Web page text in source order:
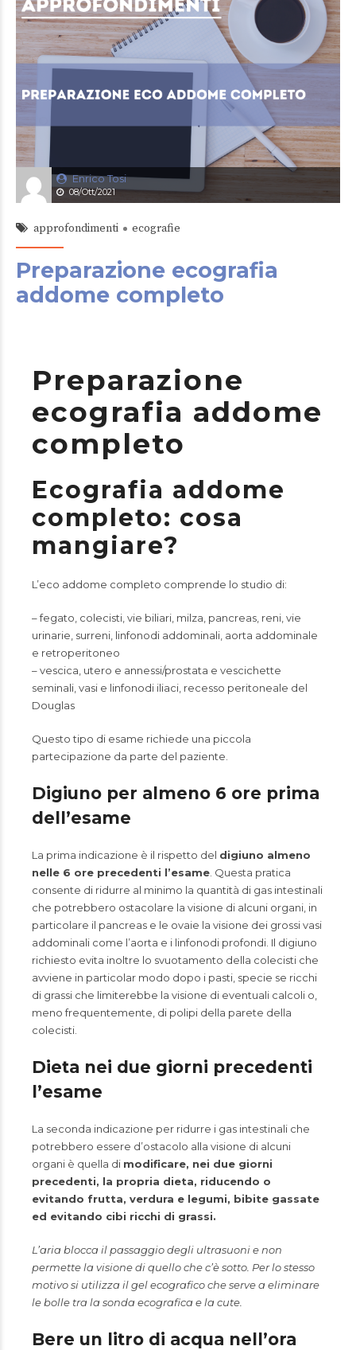
Enrico Tosi
08/Ott/2021
approfondimenti ecografie
Preparazione ecografia
addome completo
Preparazione
ecografia addome
completo
Ecografia addome
completo: cosa
mangiare?
L’eco addome completo comprende lo studio di:
– fegato, colecisti, vie biliari, milza, pancreas, reni, vie
urinarie, surreni, linfonodi addominali, aorta addominale
e retroperitoneo
– vescica, utero e annessi/prostata e vescichette
seminali, vasi e linfonodi iliaci, recesso peritoneale del
Douglas
Questo tipo di esame richiede una piccola
partecipazione da parte del paziente.
Digiuno per almeno 6 ore prima
dell’esame
La prima indicazione è il rispetto del digiuno almeno
nelle 6 ore precedenti l’esame . Questa pratica
consente di ridurre al minimo la quantità di gas intestinali
che potrebbero ostacolare la visione di alcuni organi, in
particolare il pancreas e le ovaie la visione dei grossi vasi
addominali come l’aorta e i linfonodi profondi. Il digiuno
richiesto evita inoltre lo svuotamento della colecisti che
avviene in particolar modo dopo i pasti, specie se ricchi
di grassi che limiterebbe la visione di eventuali calcoli o,
meno frequentemente, di polipi della parete della
colecisti.
Dieta nei due giorni precedenti
l’esame
La seconda indicazione per ridurre i gas intestinali che
potrebbero essere d’ostacolo alla visione di alcuni
organi è quella di modificare, nei due giorni
precedenti, la propria dieta, riducendo o
evitando frutta, verdura e legumi, bibite gassate
ed evitando cibi ricchi di grassi.
L’aria blocca il passaggio degli ultrasuoni e non
permette la visione di quello che c’è sotto. Per lo stesso
motivo si utilizza il gel ecografico che serve a eliminare
le bolle tra la sonda ecografica e la cute.
Bere un litro di acqua nell’ora